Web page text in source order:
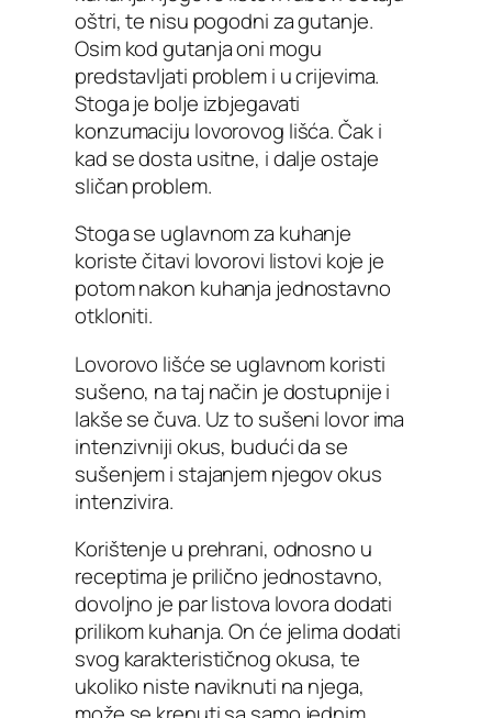
oštri, te nisu pogodni za gutanje.
Osim kod gutanja oni mogu
predstavljati problem i u crijevima.
Stoga je bolje izbjegavati
konzumaciju lovorovog lišća. Čak i
kad se dosta usitne, i dalje ostaje
sličan problem.
Stoga se uglavnom za kuhanje
koriste čitavi lovorovi listovi koje je
potom nakon kuhanja jednostavno
otkloniti.
Lovorovo lišće se uglavnom koristi
sušeno, na taj način je dostupnije i
lakše se čuva. Uz to sušeni lovor ima
intenzivniji okus, budući da se
sušenjem i stajanjem njegov okus
intenzivira.
Korištenje u prehrani, odnosno u
receptima je prilično jednostavno,
dovoljno je par listova lovora dodati
prilikom kuhanja. On će jelima dodati
svog karakterističnog okusa, te
ukoliko niste naviknuti na njega,